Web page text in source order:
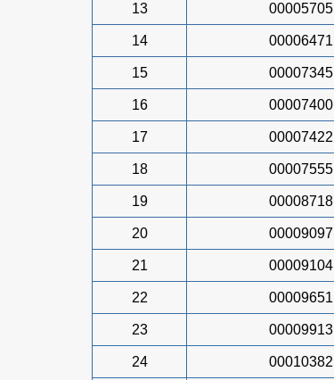
13 00005705
14 00006471
15 00007345
16 00007400
17 00007422
18 00007555
19 00008718
20 00009097
21 00009104
22 00009651
23 00009913
24 00010382